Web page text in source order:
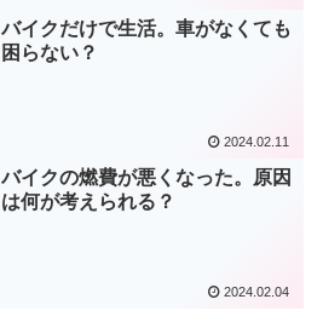
バイクだけで生活。車がなくても
困らない？
2024.02.11
バイクの燃費が悪くなった。原因
は何が考えられる？
2024.02.04